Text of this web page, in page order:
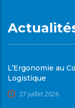
L’Ergonomie au
Logistique
27 juillet 2026